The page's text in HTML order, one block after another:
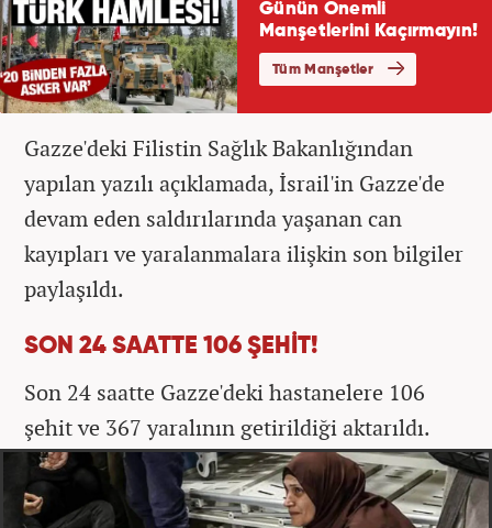
Gazze'deki Filistin Sağlık Bakanlığından
yapılan yazılı açıklamada, İsrail'in Gazze'de
devam eden saldırılarında yaşanan can
kayıpları ve yaralanmalara ilişkin son bilgiler
paylaşıldı.
SON 24 SAATTE 106 ŞEHİT!
Son 24 saatte Gazze'deki hastanelere 106
şehit ve 367 yaralının getirildiği aktarıldı.